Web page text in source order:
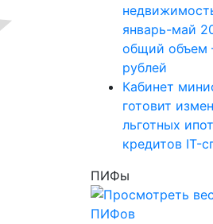
январь-май
общий объем
рублей
Кабинет
готовит
льготных
кредитов IT-
ПИФы